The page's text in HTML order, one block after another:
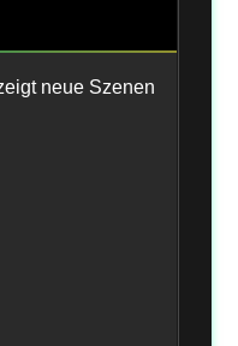
neue Szenen